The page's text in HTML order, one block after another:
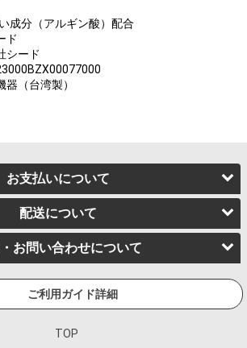
成分（アルギン酸）配合
ド
シード
（台湾製）
お支払いについて
配送について
お問い合わせについて
ご利用ガイド詳細
TOP